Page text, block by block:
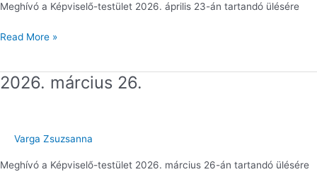
Meghívó a Képviselő-testület 2026. április 23-án tartandó ülésére
Read More »
2026. március 26.
Varga Zsuzsanna
Meghívó a Képviselő-testület 2026. március 26-án tartandó ülésére
2026.